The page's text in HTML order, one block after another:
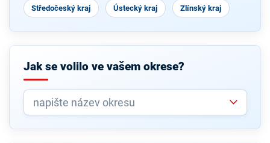
Středočeský kraj Ústecký kraj Zlínský kraj
Jak se volilo ve vašem okrese?